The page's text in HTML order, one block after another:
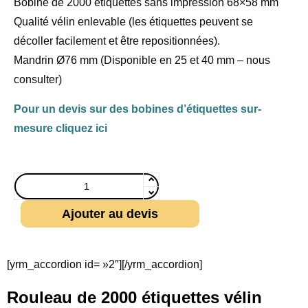
Qualité vélin enlevable (les étiquettes peuvent se
décoller facilement et être repositionnées).
Mandrin Ø76 mm (Disponible en 25 et 40 mm – nous
consulter)
Pour un devis sur des bobines d’étiquettes sur-
mesure cliquez ici
Ajouter au devis
[yrm_accordion id= »2″][/yrm_accordion]
Rouleau de 2000 étiquettes vélin